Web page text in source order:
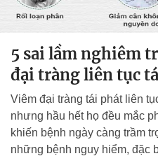
5 sai lầm nghiêm
đại tràng liên tục
Viêm đại tràng tái phát liên
nhưng hầu hết họ đều mắc
khiến bệnh ngày càng trầm
những bệnh nguy hiểm, đặc